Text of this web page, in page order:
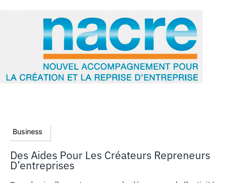
Business
Des Aides Pour Les Créateurs Repreneurs
D’entreprises